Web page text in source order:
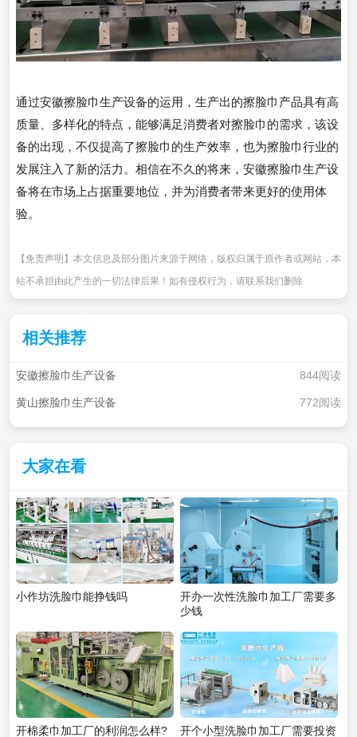
通过安徽擦脸巾生产设备的运用，生产出的擦脸巾产品具有高
质量、多样化的特点，能够满足消费者对擦脸巾的需求，该设
备的出现，不仅提高了擦脸巾的生产效率，也为擦脸巾行业的
发展注入了新的活力。相信在不久的将来，安徽擦脸巾生产设
备将在市场上占据重要地位，并为消费者带来更好的使用体
验。
【免责声明】本文信息及部分图片来源于网络，版权归属于原作者或网站，本
站不承担由此产生的一切法律后果！如有侵权行为，请联系我们删除
相关推荐
安徽擦脸巾生产设备 844阅读
黄山擦脸巾生产设备 772阅读
大家在看
小作坊洗脸巾能挣钱吗
开办一次性洗脸巾加工厂需要多
少钱
开棉柔巾加工厂的利润怎么样?
开个小型洗脸巾加工厂需要投资